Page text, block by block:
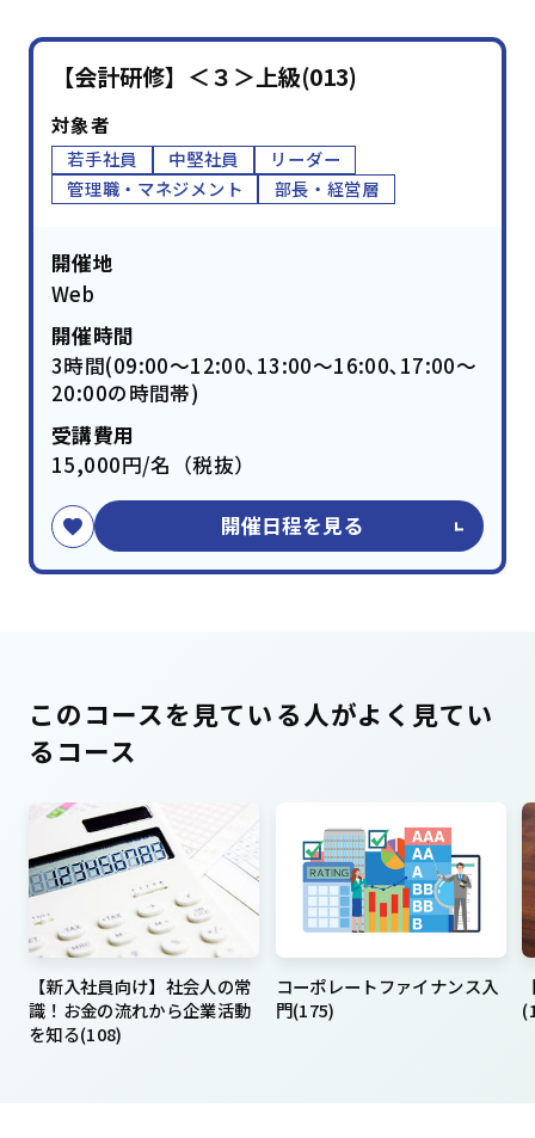
【会計研修】＜３＞上級(013)
対象者
若手社員 中堅社員
リーダー
管理職・マネジメント
部長・経営層
開催地
Web
開催時間
3時間(09:00～12:00､13:00～16:00､17:00～
20:00の時間帯)
受講費用
15,000円/名（税抜）
開催日程を見る
このコースを見ている人がよく見てい
るコース
【新入社員向け】社会人の常
識！お金の流れから企業活動
を知る(108)
コーポレートファイナンス入
門(175)